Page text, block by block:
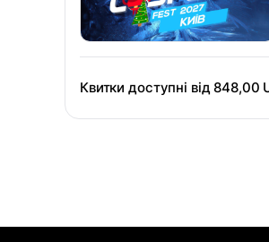
Квитки доступні від 848,00